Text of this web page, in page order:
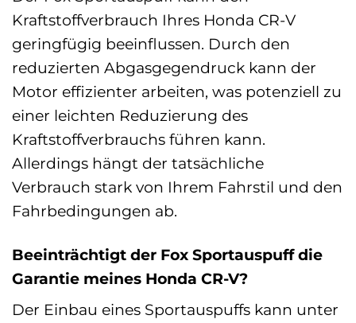
Kraftstoffverbrauch Ihres Honda CR-V
geringfügig beeinflussen. Durch den
reduzierten Abgasgegendruck kann der
Motor effizienter arbeiten, was potenziell zu
einer leichten Reduzierung des
Kraftstoffverbrauchs führen kann.
Allerdings hängt der tatsächliche
Verbrauch stark von Ihrem Fahrstil und den
Fahrbedingungen ab.
Beeinträchtigt der Fox Sportauspuff die
Garantie meines Honda CR-V?
Der Einbau eines Sportauspuffs kann unter